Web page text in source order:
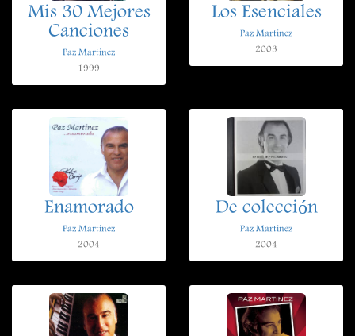
Mis 30 Mejores
Canciones
Paz Martinez
1999
Los Esenciales
Paz Martinez
2003
Enamorado
Paz Martinez
2004
De colección
Paz Martinez
2004